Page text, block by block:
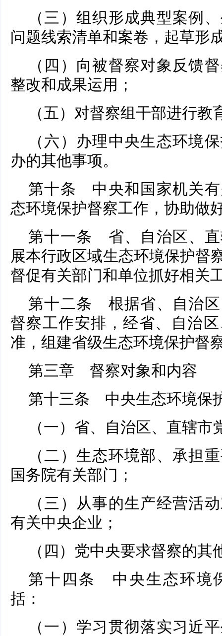
（三）组织形成典型案例
问题线索清单和案卷，起草形
（四）向被督察对象反馈
整改和成果运用；
（五）对督察组干部进行教
（六）办理中央生态环境
办的其他事项。
第十条 中央和国家机关有
态环境保护督察工作，协助做
第十一条 省、自治区、直
展本行政区域生态环境保护督
督促有关部门和单位抓好相关
第十二条 根据省、自治区
督察工作安排，经省、自治
准，组建省级生态环境保护督
第三章 督察对象和内容
第十三条 中央生态环境保
（一）省、自治区、直辖市
（二）生态环境部、承担
国务院有关部门；
（三）从事的生产经营活
有关中央企业；
（四）党中央要求督察的其
第十四条 中央生态环境
括：
（一）学习贯彻落实习近